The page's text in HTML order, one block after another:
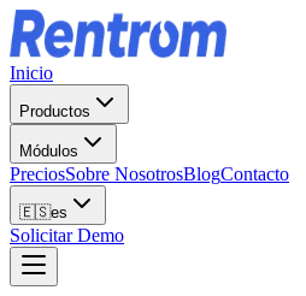
Inicio
Productos
Módulos
PreciosSobre NosotrosBlogContacto
🇪🇸es
Solicitar Demo